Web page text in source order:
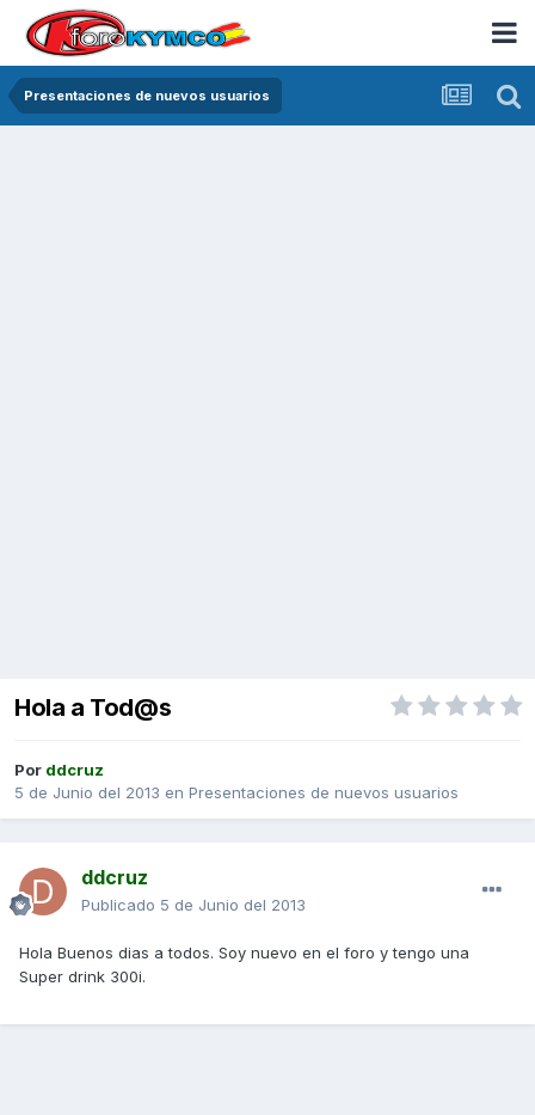
Presentaciones de nuevos usuarios
Hola a Tod@s
Por ddcruz
5 de Junio del 2013 en Presentaciones de nuevos usuarios
ddcruz
Publicado 5 de Junio del 2013
Hola Buenos dias a todos. Soy nuevo en el foro y tengo una
Super drink 300i.